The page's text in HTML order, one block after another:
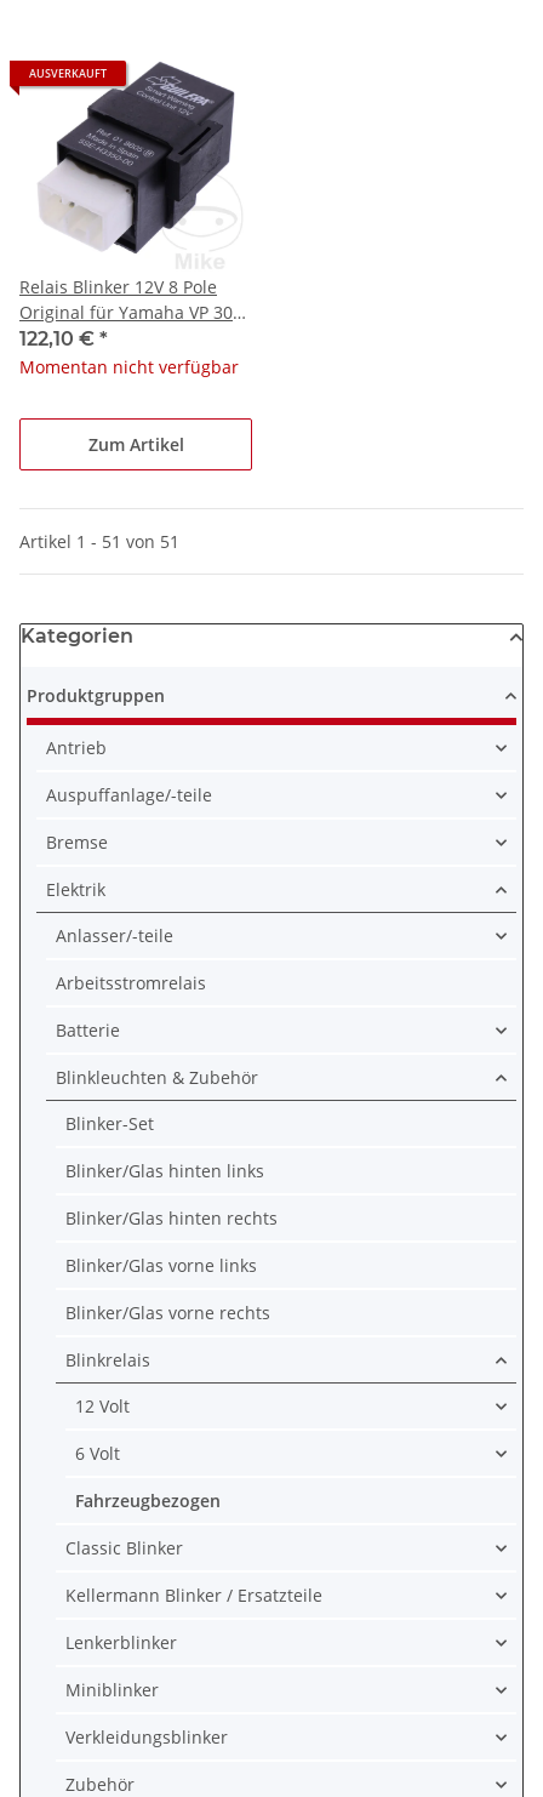
AUSVERKAUFT
Relais Blinker 12V 8 Pole
Original für Yamaha VP 300
Versity YP 125 180 Majesty
122,10 € *
Momentan nicht verfügbar
Zum Artikel
Artikel 1 - 51 von 51
Kategorien
Produktgruppen
Antrieb
Auspuffanlage/-teile
Bremse
Elektrik
Anlasser/-teile
Arbeitsstromrelais
Batterie
Blinkleuchten & Zubehör
Blinker-Set
Blinker/Glas hinten links
Blinker/Glas hinten rechts
Blinker/Glas vorne links
Blinker/Glas vorne rechts
Blinkrelais
12 Volt
6 Volt
Fahrzeugbezogen
Classic Blinker
Kellermann Blinker / Ersatzteile
Lenkerblinker
Miniblinker
Verkleidungsblinker
Zubehör